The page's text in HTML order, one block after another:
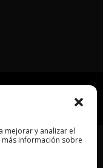
mejorar y analizar el
más información sobre